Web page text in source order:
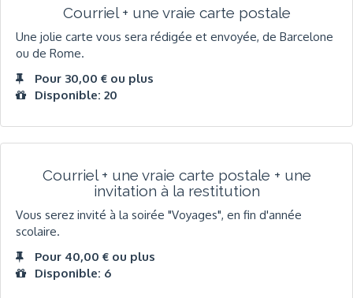
Courriel + une vraie carte postale
Une jolie carte vous sera rédigée et envoyée, de Barcelone
ou de Rome.
Pour 30,00 € ou plus
Disponible: 20
Courriel + une vraie carte postale + une
invitation à la restitution
Vous serez invité à la soirée "Voyages", en fin d'année
scolaire.
Pour 40,00 € ou plus
Disponible: 6